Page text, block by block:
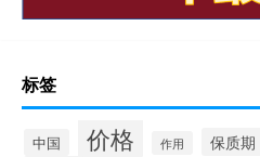
标签
中国 价格 作用 保质期